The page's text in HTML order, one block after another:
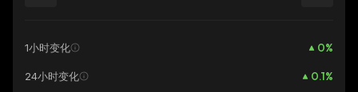
1小时变化 0%
24小时变化 0.1%